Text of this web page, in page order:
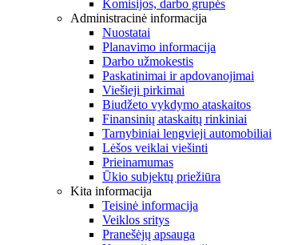
Komisijos, darbo grupės
Administracinė informacija
Nuostatai
Planavimo informacija
Darbo užmokestis
Paskatinimai ir apdovanojimai
Viešieji pirkimai
Biudžeto vykdymo ataskaitos
Finansinių ataskaitų rinkiniai
Tarnybiniai lengvieji automobiliai
Lėšos veiklai viešinti
Prieinamumas
Ūkio subjektų priežiūra
Kita informacija
Teisinė informacija
Veiklos sritys
Pranešėjų apsauga